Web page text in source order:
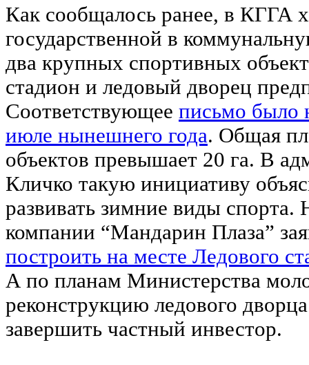
Как сообщалось ранее, в КГГА
государственной в
два крупных спортивных
стадион и ледовый дворец
Соответствующее письмо было
июле нынешнего года. Общая
объектов превышает 20 га. В
Кличко такую инициативу
развивать зимние виды спорта.
компании “Мандарин Плаза”
построить на месте Ледового
А по планам Министерства
реконструкцию ледового
завершить частный инвестор.